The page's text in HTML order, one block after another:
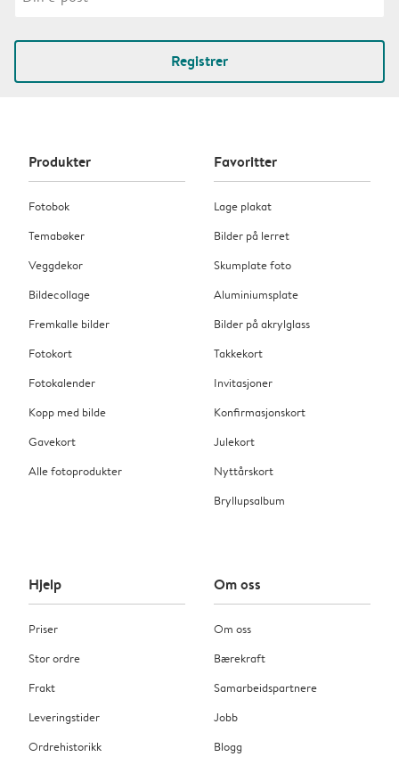
Registrer
Produkter
Fotobok
Temabøker
Veggdekor
Bildecollage
Fremkalle bilder
Fotokort
Fotokalender
Kopp med bilde
Gavekort
Alle fotoprodukter
Favoritter
Lage plakat
Bilder på lerret
Skumplate foto
Aluminiumsplate
Bilder på akrylglass
Takkekort
Invitasjoner
Konfirmasjonskort
Julekort
Nyttårskort
Bryllupsalbum
Hjelp
Priser
Stor ordre
Frakt
Leveringstider
Ordrehistorikk
Om oss
Om oss
Bærekraft
Samarbeidspartnere
Jobb
Blogg